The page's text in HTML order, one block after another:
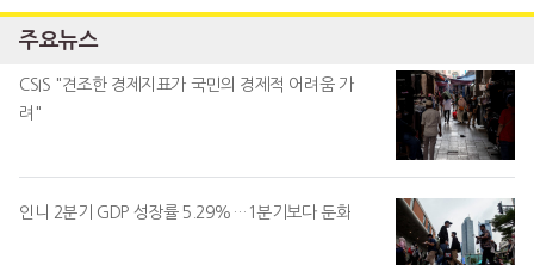
주요뉴스
CSIS "견조한 경제지표가 국민의 경제적 어려움 가
려"
인니 2분기 GDP 성장률 5.29%…1분기보다 둔화